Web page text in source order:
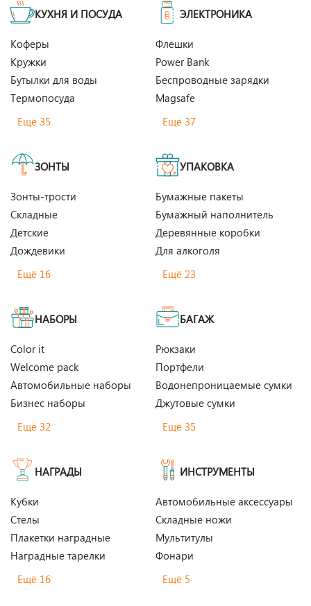
КУХНЯ И ПОСУДА
Коферы
Кружки
Бутылки для воды
Термопосуда
Ещё 35
ЭЛЕКТРОНИКА
Флешки
Power Bank
Беспроводные зарядки
Magsafe
Ещё 37
ЗОНТЫ
Зонты-трости
Складные
Детские
Дождевики
Ещё 16
УПАКОВКА
Бумажные пакеты
Бумажный наполнитель
Деревянные коробки
Для алкоголя
Ещё 23
НАБОРЫ
Color it
Welcome pack
Автомобильные наборы
Бизнес наборы
Ещё 32
БАГАЖ
Рюкзаки
Портфели
Водонепроницаемые сумки
Джутовые сумки
Ещё 35
НАГРАДЫ
Кубки
Стелы
Плакетки наградные
Наградные тарелки
Ещё 16
ИНСТРУМЕНТЫ
Автомобильные аксессуары
Складные ножи
Мультитулы
Фонари
Ещё 5